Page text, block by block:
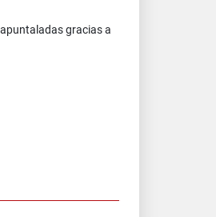
gracias a